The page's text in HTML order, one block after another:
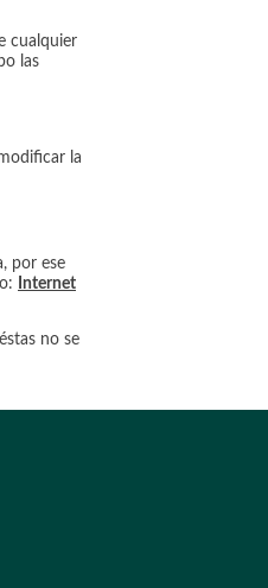
cualquier
las
la
por ese
Internet
no se